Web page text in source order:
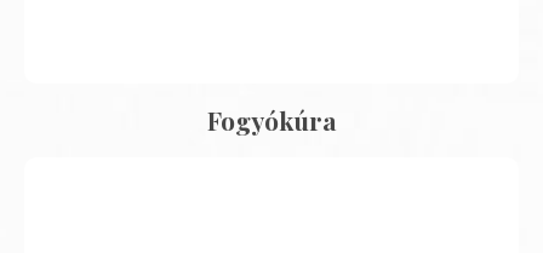
Fogyókúra